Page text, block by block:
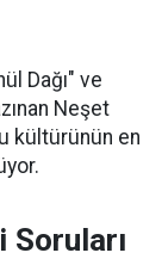
Dağı" ve
Neşet
kültürünün en
Soruları